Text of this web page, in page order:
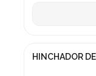
HINCHADOR